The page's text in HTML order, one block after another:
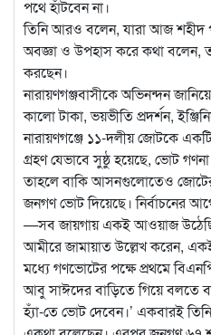
পথে হাঁটবেন না।
তিনি আরও বলেন, যারা আজ শহীদ
অবজ্ঞা ও উপহাস করে কথা বলেন,
করছেন।
নারায়ণগঞ্জবাসীকে অভিনন্দন
কালো টাকা, ভয়ভীতি প্রদর্শন,
নারায়ণগঞ্জে ১১-দলীয় জোটকে
গ্রহণ যেভাবে সুষ্ঠু হয়েছে, ভোট
তাহলে বাকি আসনগুলোতেও জোটের
জনগণ ভোট দিয়েছে। নির্বাচনের
—সব জায়গায় একই আওয়াজ উঠেছিল,
আমীরে জামায়াত উল্লেখ করেন,
মধ্যে গণভোটের পক্ষে প্রথমে
আবু সাঈদের বাড়িতে গিয়ে বলতে
হ্যাঁ-তে ভোট দেবেন।’ একবারই